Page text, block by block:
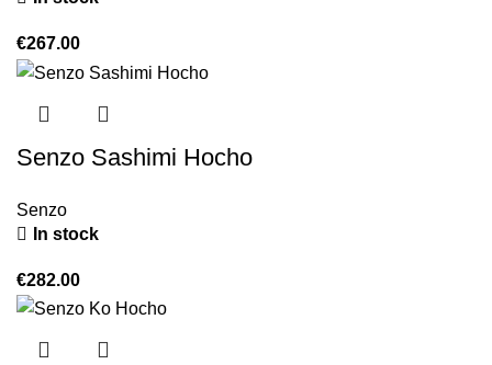
€267.00
Senzo Sashimi Hocho
Senzo
In stock
€282.00